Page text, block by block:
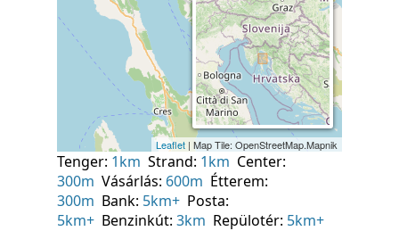
Tenger: 1km Strand: 1km Center:
300m Vásárlás: 600m Étterem:
300m Bank: 5km+ Posta:
5km+ Benzinkút: 3km Repülotér: 5km+